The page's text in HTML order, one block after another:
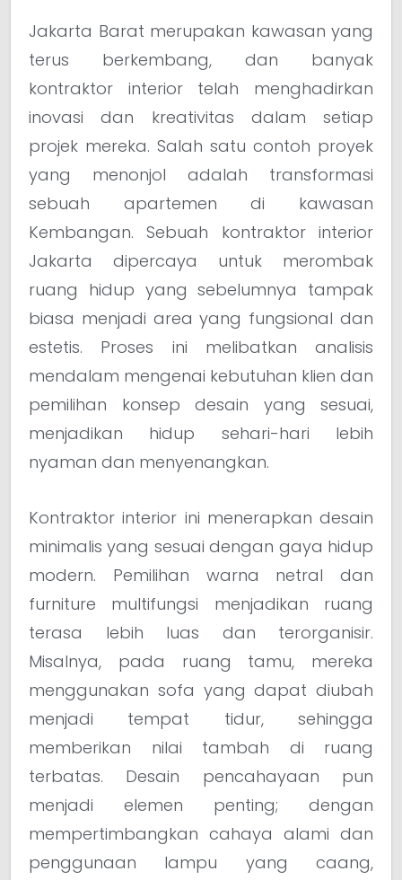
Jakarta Barat merupakan kawasan yang
terus berkembang, dan banyak
kontraktor interior telah menghadirkan
inovasi dan kreativitas dalam setiap
projek mereka. Salah satu contoh proyek
yang menonjol adalah transformasi
sebuah apartemen di kawasan
Kembangan. Sebuah kontraktor interior
Jakarta dipercaya untuk merombak
ruang hidup yang sebelumnya tampak
biasa menjadi area yang fungsional dan
estetis. Proses ini melibatkan analisis
mendalam mengenai kebutuhan klien dan
pemilihan konsep desain yang sesuai,
menjadikan hidup sehari-hari lebih
nyaman dan menyenangkan.
Kontraktor interior ini menerapkan desain
minimalis yang sesuai dengan gaya hidup
modern. Pemilihan warna netral dan
furniture multifungsi menjadikan ruang
terasa lebih luas dan terorganisir.
Misalnya, pada ruang tamu, mereka
menggunakan sofa yang dapat diubah
menjadi tempat tidur, sehingga
memberikan nilai tambah di ruang
terbatas. Desain pencahayaan pun
menjadi elemen penting; dengan
mempertimbangkan cahaya alami dan
penggunaan lampu yang caang,